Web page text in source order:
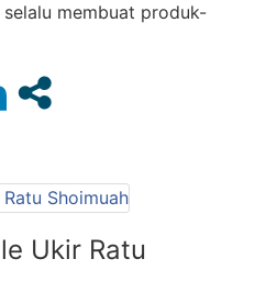
membuat produk-
Ukir Ratu